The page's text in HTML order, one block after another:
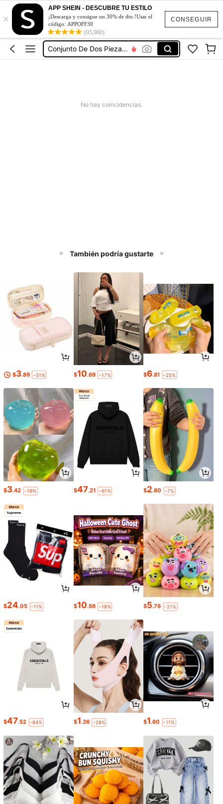
CONSEGUIR
×
APP SHEIN - DESCUBRE TU ESTILO
¡Descarga y consigue un 30% de dto.!Usar el
código: APPOFF30
(95,960)
Vestidos De Mujer Casual
Vestidos Elegantes De Mujer
Blusas Bonitas De Mujer
Conjunto De Dos Piezas Mujer
No hay coincidencias.
También podría gustarte
$3.89 -51% $10.69 -17% $6.81 -25%
$3.42 -19% $47.21 -61% $2.80 -7%
$24.05 -11% $10.98 -18% $5.76 -21%
$47.52 -84% $1.36 -28% $1.60 -11%